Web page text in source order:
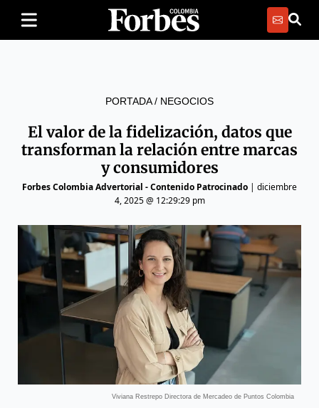
PORTADA/ NEGOCIOS
El valor de la fidelización, datos que
transforman la relación entre marcas
y consumidores
Forbes Colombia Advertorial - Contenido Patrocinado | diciembre
4, 2025 @ 12:29:29 pm
Viviana Restrepo Directora de Mercadeo de Puntos Colombia